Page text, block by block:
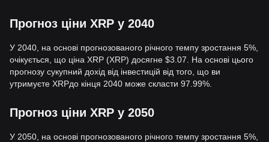
Прогноз ціни XRP у 2040
У 2040, на основі прогнозованого річного темпу зростання 5%,
очікується, що ціна XRP (XRP) досягне $3.07. На основі цього
прогнозу сукупний дохід від інвестицій від того, що ви
утримуєте XRPдо кінця 2040 може скласти 97.99%.
Прогноз ціни XRP у 2050
У 2050, на основі прогнозованого річного темпу зростання 5%,